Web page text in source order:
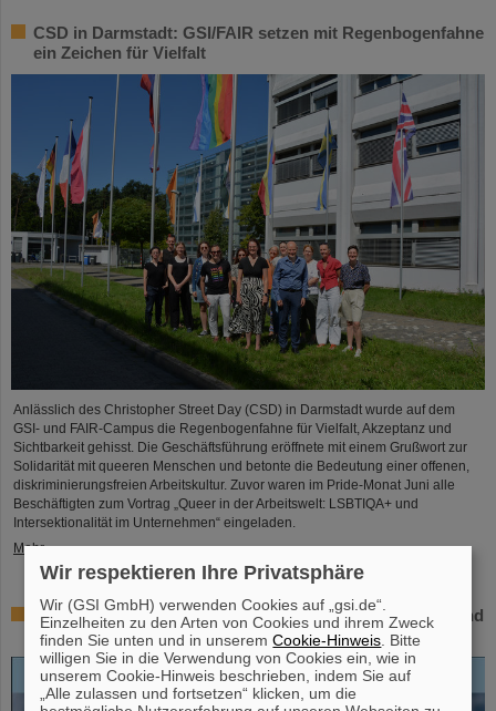
CSD in Darmstadt: GSI/FAIR setzen mit Regenbogenfahne
ein Zeichen für Vielfalt
Anlässlich des Christopher Street Day (CSD) in Darmstadt wurde auf dem
GSI- und FAIR-Campus die Regenbogenfahne für Vielfalt, Akzeptanz und
Sichtbarkeit gehisst. Die Geschäftsführung eröffnete mit einem Grußwort zur
Solidarität mit queeren Menschen und betonte die Bedeutung einer offenen,
diskriminierungsfreien Arbeitskultur. Zuvor waren im Pride-Monat Juni alle
Beschäftigten zum Vortrag „Queer in der Arbeitswelt: LSBTIQA+ und
Intersektionalität im Unternehmen“ eingeladen.
Mehr »
Open-Access-Buch „Hans Joachim Specht – Scientist and
Visionary“ erschienen
Wir respektieren Ihre Privatsphäre
Wir (GSI GmbH) verwenden Cookies auf „gsi.de“.
Einzelheiten zu den Arten von Cookies und ihrem Zweck
finden Sie unten und in unseremCookie-Hinweis . Bitte
willigen Sie in die Verwendung von Cookies ein, wie in
unserem Cookie-Hinweis beschrieben, indem Sie auf
„Alle zulassen und fortsetzen“ klicken, um die